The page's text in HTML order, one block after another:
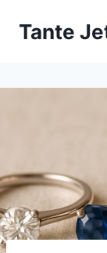
InhaltTante